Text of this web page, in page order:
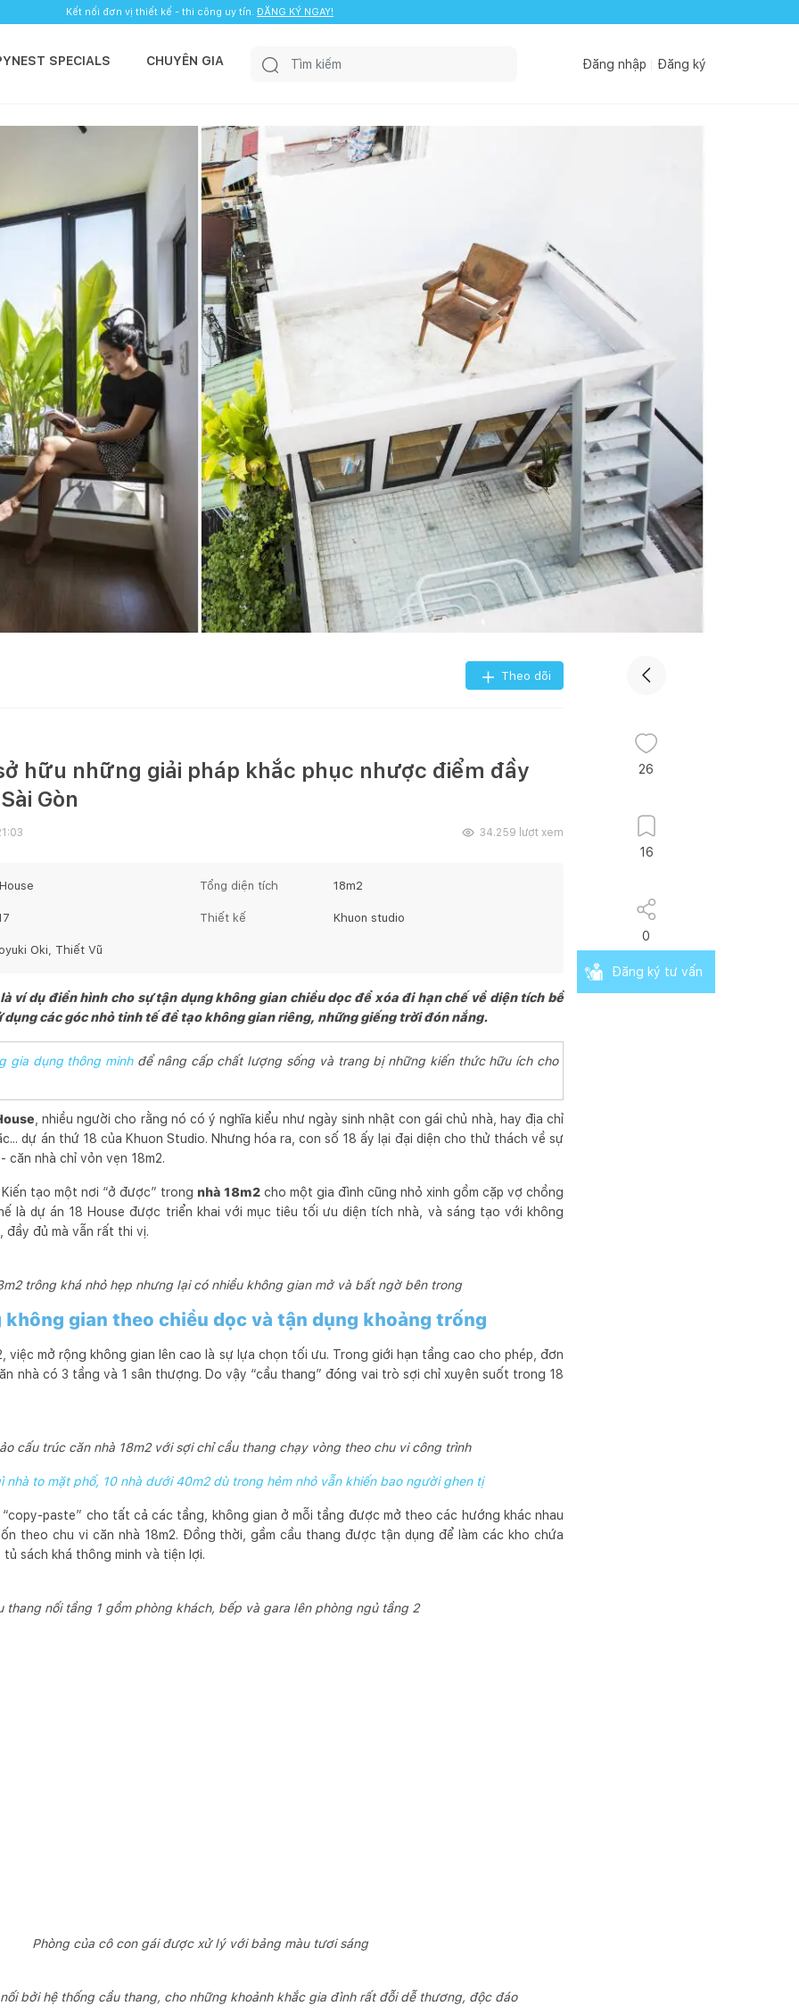
Kết nối đơn vị thiết kế - thi công uy tín. ĐĂNG KÝ NGAY!
SPECIALS CHUYÊN GIA Đăng nhập Đăng ký
Theo dõi
hữu những giải pháp khắc phục nhược điểm đầy
Gòn
34.259 lượt xem
Tổng diện tích 18m2
Thiết kế Khuon studio
Oki, Thiết Vũ
ví dụ điển hình cho sự tận dụng không gian chiều dọc để xóa đi hạn chế về diện tích bề
dụng các góc nhỏ tinh tế để tạo không gian riêng, những giếng trời đón nắng.
gia dụng thông minhđể nâng cấp chất lượng sống và trang bị những kiến thức hữu ích cho
, nhiều người cho rằng nó có ý nghĩa kiểu như ngày sinh nhật con gái chủ nhà, hay địa chỉ
dự án thứ 18 của Khuon Studio. Nhưng hóa ra, con số 18 ấy lại đại diện cho thử thách về sự
căn nhà chỉ vỏn vẹn 18m2.
tạo một nơi “ở được” trong nhà 18m2 cho một gia đình cũng nhỏ xinh gồm cặp vợ chồng
là dự án 18 House được triển khai với mục tiêu tối ưu diện tích nhà, và sáng tạo với không
đầy đủ mà vẫn rất thi vị.
trông khá nhỏ hẹp nhưng lại có nhiều không gian mở và bất ngờ bên trong
không gian theo chiều dọc và tận dụng khoảng trống
việc mở rộng không gian lên cao là sự lựa chọn tối ưu. Trong giới hạn tầng cao cho phép, đơn
nhà có 3 tầng và 1 sân thượng. Do vậy “cầu thang” đóng vai trò sợi chỉ xuyên suốt trong 18
cấu trúc căn nhà 18m2 với sợi chỉ cầu thang chạy vòng theo chu vi công trình
nhà to mặt phố, 10 nhà dưới 40m2 dù trong hẻm nhỏ vẫn khiến bao người ghen tị
paste” cho tất cả các tầng, không gian ở mỗi tầng được mở theo các hướng khác nhau
theo chu vi căn nhà 18m2. Đồng thời, gầm cầu thang được tận dụng để làm các kho chứa
sách khá thông minh và tiện lợi.
thang nối tầng 1 gồm phòng khách, bếp và gara lên phòng ngủ tầng 2
Phòng của cô con gái được xử lý với bảng màu tươi sáng
bởi hệ thống cầu thang, cho những khoảnh khắc gia đình rất đỗi dễ thương, độc đáo
26
16
0
Đăng ký tư vấn